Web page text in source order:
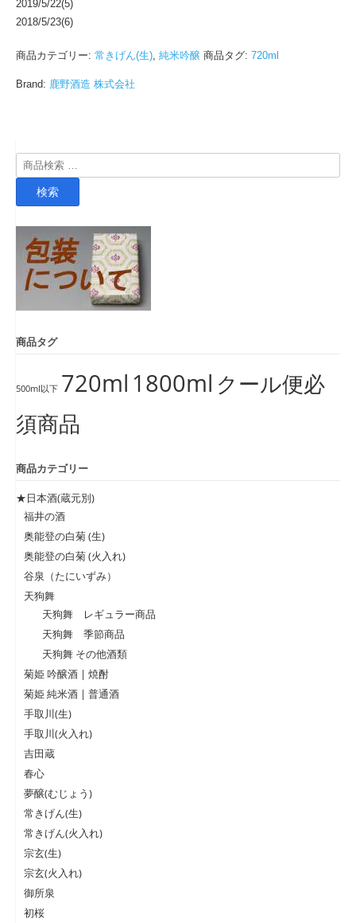
2019/5/22(5)
2018/5/23(6)
商品カテゴリー: 常きげん(生), 純米吟醸 商品タグ: 720ml
Brand: 鹿野酒造 株式会社
検
索
検索
商品タグ
500ml以下 720ml 1800ml クール便必
須商品
商品カテゴリー
★日本酒(蔵元別)
福井の酒
奥能登の白菊 (生)
奥能登の白菊 (火入れ)
谷泉（たにいずみ）
天狗舞
天狗舞 レギュラー商品
天狗舞 季節商品
天狗舞 その他酒類
菊姫 吟醸酒 | 焼酎
菊姫 純米酒 | 普通酒
手取川(生)
手取川(火入れ)
吉田蔵
春心
夢醸(むじょう)
常きげん(生)
常きげん(火入れ)
宗玄(生)
宗玄(火入れ)
御所泉
初桜